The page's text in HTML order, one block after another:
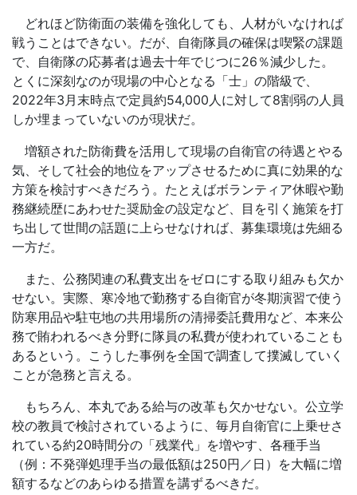
どれほど防衛面の装備を強化しても、人材がいなければ
戦うことはできない。だが、自衛隊員の確保は喫緊の課題
で、自衛隊の応募者は過去十年でじつに26 ％減少した。
とくに深刻なのが現場の中心となる「士」の階級で、
2022年3月末時点で定員約54,000人に対して8割弱の人員
しか埋まっていないのが現状だ。
増額された防衛費を活用して現場の自衛官の待遇とやる
気、そして社会的地位をアップさせるために真に効果的な
方策を検討すべきだろう。たとえばボランティア休暇や勤
務継続歴にあわせた奨励金の設定など、目を引く施策を打
ち出して世間の話題に上らせなければ、募集環境は先細る
一方だ。
また、公務関連の私費支出をゼロにする取り組みも欠か
せない。実際、寒冷地で勤務する自衛官が冬期演習で使う
防寒用品や駐屯地の共用場所の清掃委託費用など、本来公
務で賄われるべき分野に隊員の私費が使われていることも
あるという。こうした事例を全国で調査して撲滅していく
ことが急務と言える。
もちろん、本丸である給与の改革も欠かせない。公立学
校の教員で検討されているように、毎月自衛官に上乗せさ
れている約20時間分の「残業代」を増やす、各種手当
（例：不発弾処理手当の最低額は250円／日）を大幅に増
額するなどのあらゆる措置を講ずるべきだ。